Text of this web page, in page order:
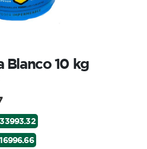
Blanco 10 kg